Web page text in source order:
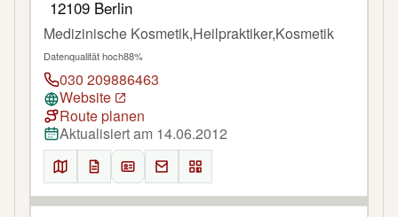
12109 Berlin
Medizinische Kosmetik,Heilpraktiker,Kosmetik
Datenqualität hoch88%
030 209886463
Website
Route planen
Aktualisiert am 14.06.2012